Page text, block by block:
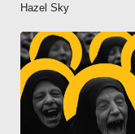
Hazel Sky